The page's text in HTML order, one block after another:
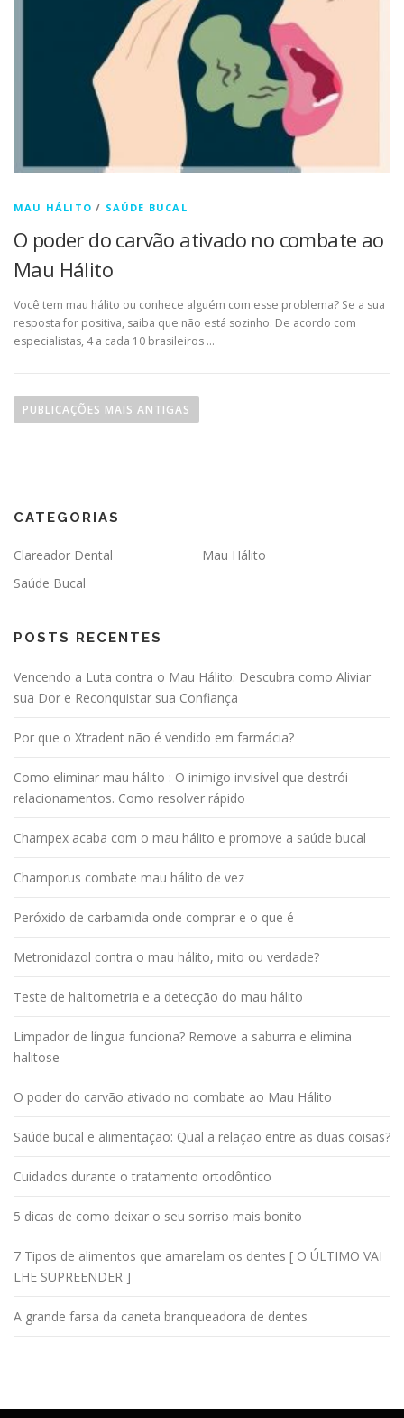
MAU HÁLITO / SAÚDE BUCAL
O poder do carvão ativado no combate ao
Mau Hálito
Você tem mau hálito ou conhece alguém com esse problema? Se a sua
resposta for positiva, saiba que não está sozinho. De acordo com
especialistas, 4 a cada 10 brasileiros …
PUBLICAÇÕES MAIS ANTIGAS
CATEGORIAS
Clareador Dental
Mau Hálito
Saúde Bucal
POSTS RECENTES
Vencendo a Luta contra o Mau Hálito: Descubra como Aliviar
sua Dor e Reconquistar sua Confiança
Por que o Xtradent não é vendido em farmácia?
Como eliminar mau hálito : O inimigo invisível que destrói
relacionamentos. Como resolver rápido
Champex acaba com o mau hálito e promove a saúde bucal
Champorus combate mau hálito de vez
Peróxido de carbamida onde comprar e o que é
Metronidazol contra o mau hálito, mito ou verdade?
Teste de halitometria e a detecção do mau hálito
Limpador de língua funciona? Remove a saburra e elimina
halitose
O poder do carvão ativado no combate ao Mau Hálito
Saúde bucal e alimentação: Qual a relação entre as duas coisas?
Cuidados durante o tratamento ortodôntico
5 dicas de como deixar o seu sorriso mais bonito
7 Tipos de alimentos que amarelam os dentes [ O ÚLTIMO VAI
LHE SUPREENDER ]
A grande farsa da caneta branqueadora de dentes